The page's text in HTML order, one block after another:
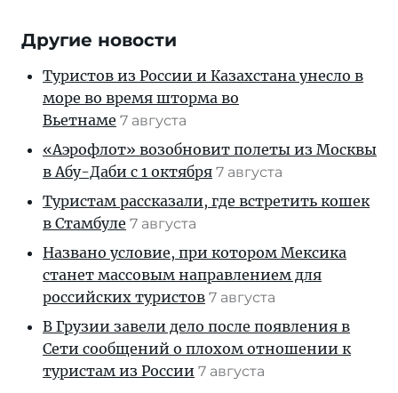
Другие новости
Туристов из России и Казахстана унесло в
море во время шторма во
Вьетнаме 7 августа
«Аэрофлот» возобновит полеты из Москвы
в Абу-Даби с 1 октября 7 августа
Туристам рассказали, где встретить кошек
в Стамбуле 7 августа
Названо условие, при котором Мексика
станет массовым направлением для
российских туристов 7 августа
В Грузии завели дело после появления в
Сети сообщений о плохом отношении к
туристам из России 7 августа